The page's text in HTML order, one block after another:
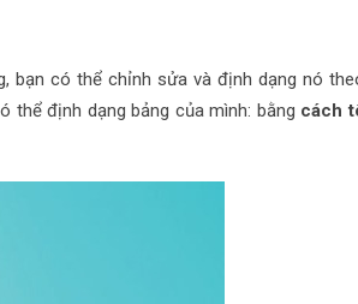
bạn có thể chỉnh sửa và định dạng nó
thể định dạng bảng của mình: bằng cách